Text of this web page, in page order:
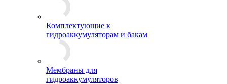
Комплектующие к
гидроаккумуляторам и бакам
Мембраны для
гидроаккумуляторов